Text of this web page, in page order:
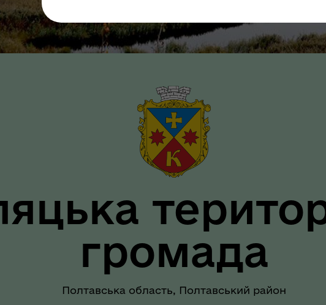
громада
Полтавська область, Полтавський район